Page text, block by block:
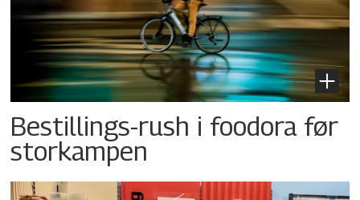
Bestillings-rush i foodora før
storkampen